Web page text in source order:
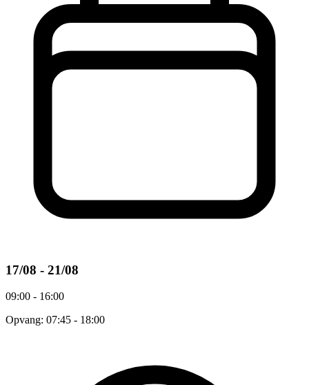
17/08 - 21/08
09:00 - 16:00
Opvang: 07:45 - 18:00